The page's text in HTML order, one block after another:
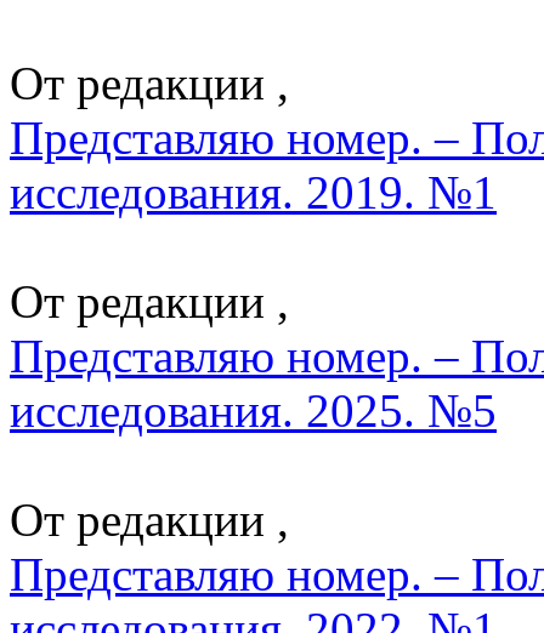
От редакции ,
Представляю номер. –
исследования. 2019. №1
От редакции ,
Представляю номер. –
исследования. 2025. №5
От редакции ,
Представляю номер. –